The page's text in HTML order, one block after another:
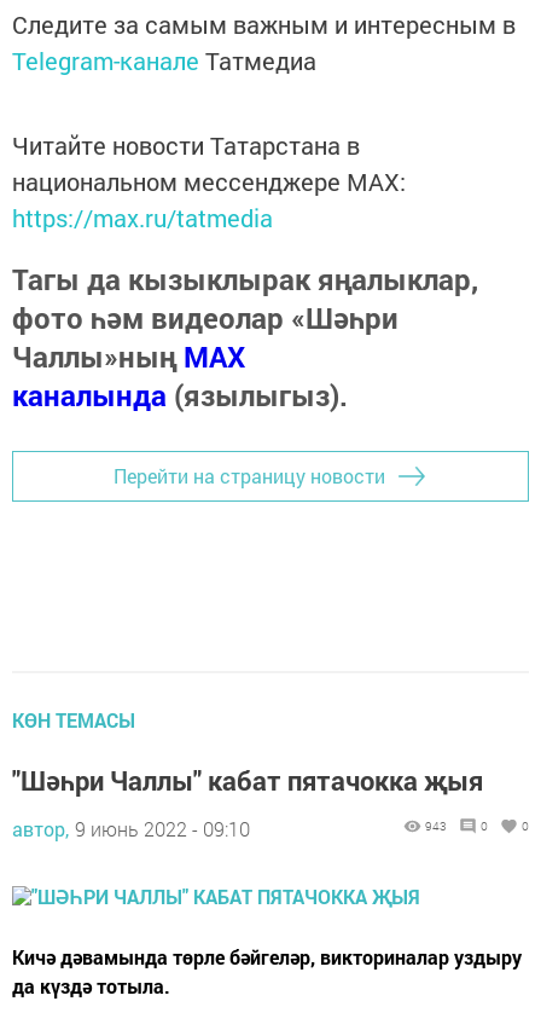
Следите за самым важным и интересным в
Telegram-канале Татмедиа
Читайте новости Татарстана в
национальном мессенджере MАХ:
https://max.ru/tatmedia
Тагы да кызыклырак яңалыклар,
фото һәм видеолар «Шәһри
Чаллы»ныңMAX
каналында (язылыгыз).
Перейти на страницу новости
КӨН ТЕМАСЫ
"Шәһри Чаллы" кабат пятачокка җыя
автор, 9 июнь 2022 - 09:10 943 0 0
Кичә дәвамында төрле бәйгеләр, викториналар уздыру
да күздә тотыла.